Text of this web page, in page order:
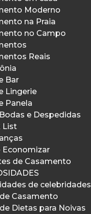
Moderno
na Praia
no Campo
Reais
Bar
Lingerie
Panela
e Despedidas
List
Economizar
de Casamento
de celebridades
Casamento
Dietas para Noivas